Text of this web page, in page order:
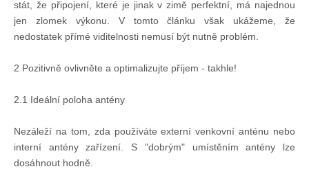
stát, že připojení, které je jinak v zimě perfektní, má najednou
jen zlomek výkonu. V tomto článku však ukážeme, že
nedostatek přímé viditelnosti nemusí být nutně problém.
2 Pozitivně ovlivněte a optimalizujte příjem - takhle!
2.1 Ideální poloha antény
Nezáleží na tom, zda používáte externí venkovní anténu nebo
interní antény zařízení. S "dobrým" umístěním antény lze
dosáhnout hodně.